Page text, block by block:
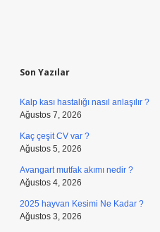
Son Yazılar
Kalp kası hastalığı nasıl anlaşılır ?
Ağustos 7, 2026
Kaç çeşit CV var ?
Ağustos 5, 2026
Avangart mutfak akımı nedir ?
Ağustos 4, 2026
2025 hayvan Kesimi Ne Kadar ?
Ağustos 3, 2026